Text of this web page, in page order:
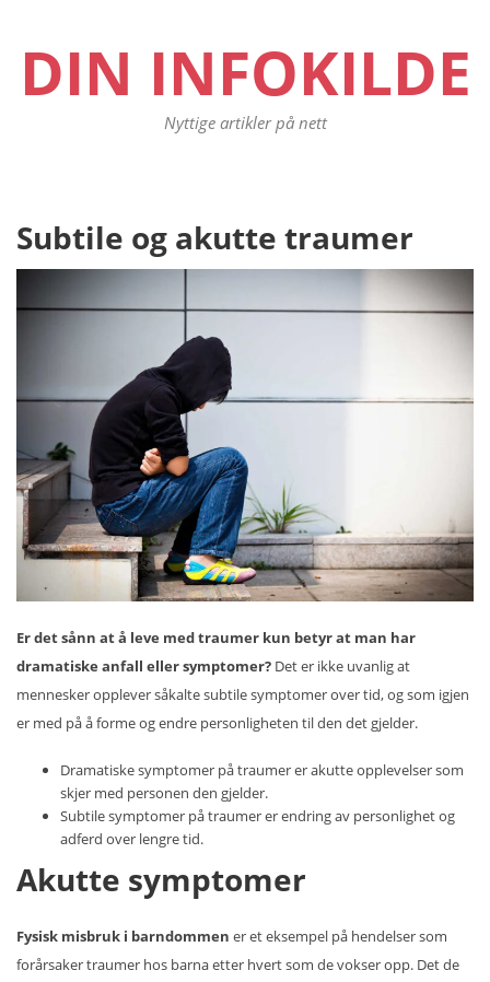
DIN INFOKILDE
Nyttige artikler på nett
Subtile og akutte traumer
Er det sånn at å leve med traumer kun betyr at man har
dramatiske anfall eller symptomer? Det er ikke uvanlig at
mennesker opplever såkalte subtile symptomer over tid, og som igjen
er med på å forme og endre personligheten til den det gjelder.
Dramatiske symptomer på traumer er akutte opplevelser som
skjer med personen den gjelder.
Subtile symptomer på traumer er endring av personlighet og
adferd over lengre tid.
Akutte symptomer
Fysisk misbruk i barndommen er et eksempel på hendelser som
forårsaker traumer hos barna etter hvert som de vokser opp. Det de
Innleggsnavigasjon